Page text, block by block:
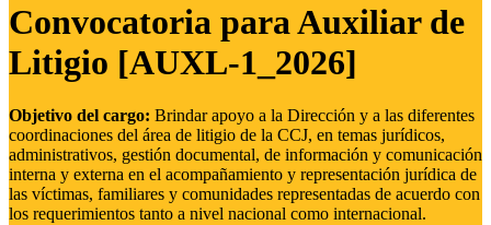
Convocatoria para Auxiliar de
Litigio [AUXL-1_2026]
Objetivo del cargo: Brindar apoyo a la Dirección y a las diferentes
coordinaciones del área de litigio de la CCJ, en temas jurídicos,
administrativos, gestión documental, de información y comunicación
interna y externa en el acompañamiento y representación jurídica de
las víctimas, familiares y comunidades representadas de acuerdo con
los requerimientos tanto a nivel nacional como internacional.